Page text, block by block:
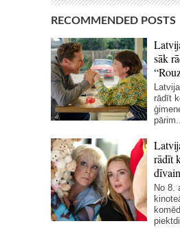
RECOMMENDED POSTS
sāk
rādīt
rādīt
No 8.